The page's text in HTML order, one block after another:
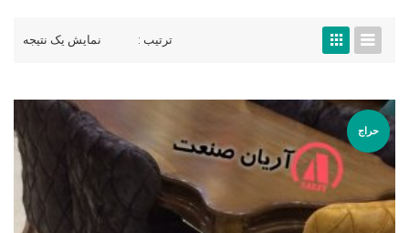
نمایش یک نتیجه ترتیب :
حراج